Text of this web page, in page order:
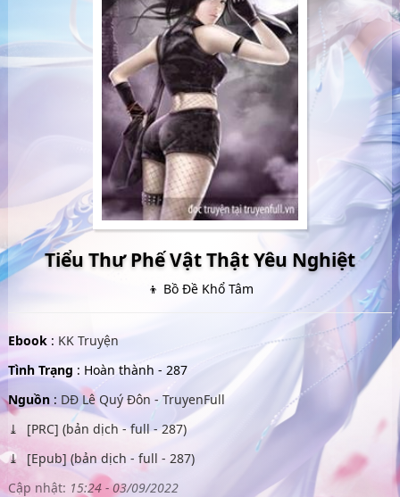
Tiểu Thư Phế Vật Thật Yêu Nghiệt
👦 Bồ Đề Khổ Tâm
Ebook : KK Truyện
Tình Trạng : Hoàn thành - 287
Nguồn: DĐ Lê Quý Đôn - TruyenFull
[PRC] (bản dịch - full - 287)
[Epub] (bản dịch - full - 287)
Cập nhật: 15:24 - 03/09/2022